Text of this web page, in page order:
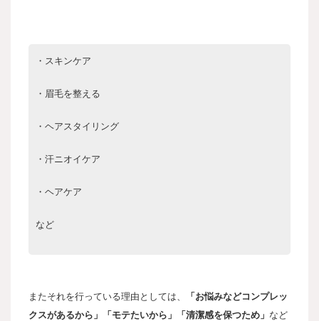
・スキンケア
・眉毛を整える
・ヘアスタイリング
・汗ニオイケア
・ヘアケア
など
またそれを行っている理由としては、
「お悩みなどコンプレッ
クスがあるから」「モテたいから」「清潔感を保つため」 など